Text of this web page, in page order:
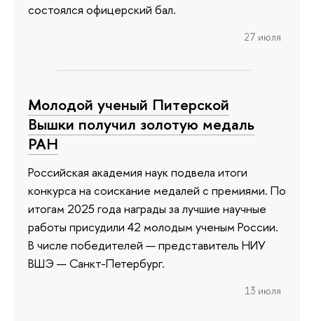
состоялся офицерский бал.
27 июля
Молодой ученый Питерской
Вышки получил золотую медаль
РАН
Российская академия наук подвела итоги
конкурса на соискание медалей с премиями. По
итогам 2025 года награды за лучшие научные
работы присудили 42 молодым ученым России.
В числе победителей — представитель НИУ
ВШЭ — Санкт-Петербург.
13 июля